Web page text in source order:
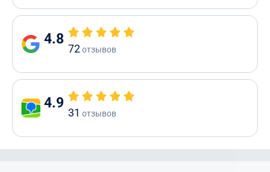
4.8
72отзывов
4.9
31 отзывов